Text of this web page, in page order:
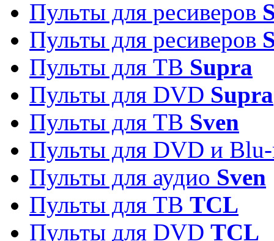
Пульты для ресиверов
Пульты для ресиверов
Пульты для ТВ Supra
Пульты для DVD Supra
Пульты для ТВ Sven
Пульты для DVD и
Пульты для аудио Sven
Пульты для ТВ TCL
Пульты для DVD TCL